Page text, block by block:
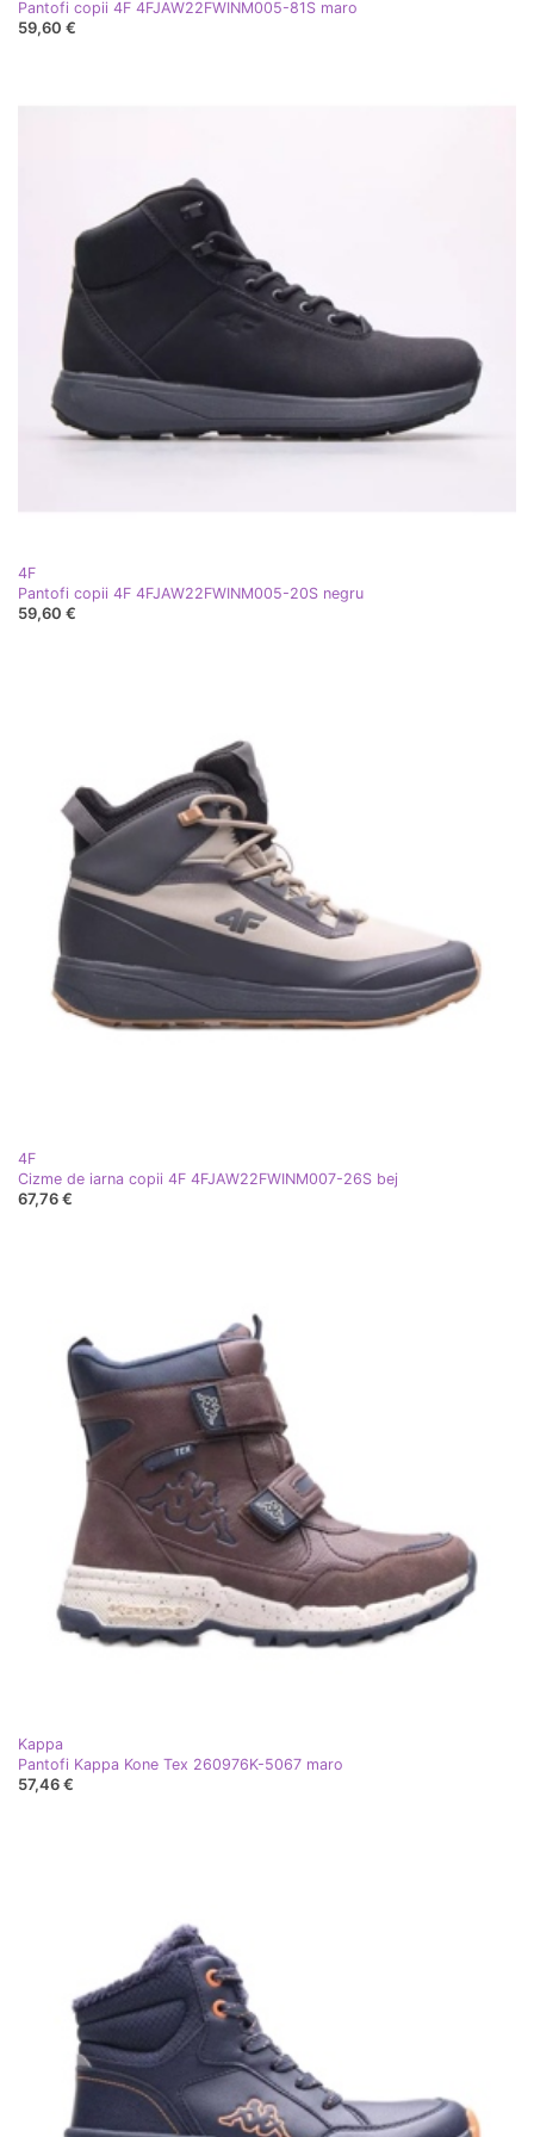
Pantofi copii 4F 4FJAW22FWINM005-81S maro
59,60 €
4F
Pantofi copii 4F 4FJAW22FWINM005-20S negru
59,60 €
4F
Cizme de iarna copii 4F 4FJAW22FWINM007-26S bej
67,76 €
Kappa
Pantofi Kappa Kone Tex 260976K-5067 maro
57,46 €